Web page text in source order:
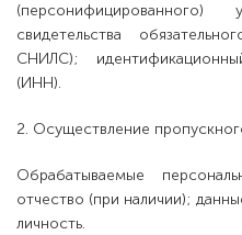
свидетельства
СНИЛС);
(ИНН).
2. Осуществление
Обрабатываемые
отчество (при наличии);
личность.